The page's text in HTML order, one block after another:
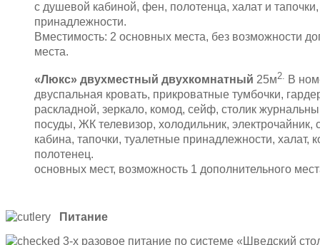
с душевой кабиной, фен, полотенца, халат и тапочки,
Вместимость: 2 основных места, без возможности
места.
«Люкс» двухместный двухкомнатный 25м2. В
двуспальная кровать, прикроватные тумбочки,
раскладной, зеркало, комод, сейф, столик
посуды, ЖК телевизор, холодильник, электрочайник,
кабина, тапочки, туалетные принадлежности, халат,
полотенец.
основных мест, возможность 1 дополнительного
Питание
3-х разовое питание по системе «Шведский